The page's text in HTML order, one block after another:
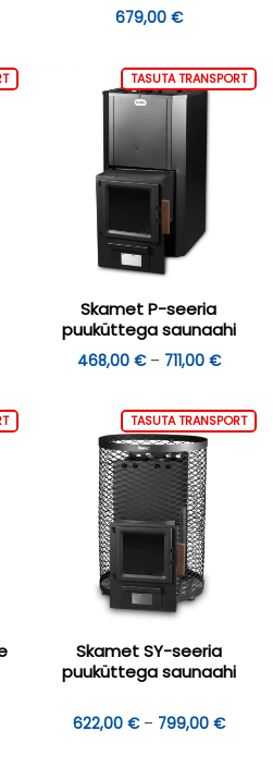
679,00 €
TASUTA TRANSPORT
Skamet P-seeria
puuküttega saunaahi
468,00 € – 711,00 €
TASUTA TRANSPORT
Skamet SY-seeria
puuküttega saunaahi
622,00 € – 799,00 €